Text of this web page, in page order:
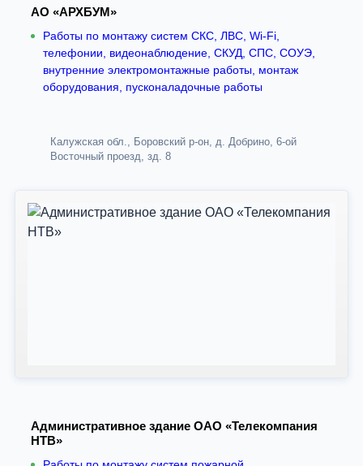
АО «АРХБУМ»
Работы по монтажу систем СКС, ЛВС, Wi-Fi,
телефонии, видеонаблюдение, СКУД, СПС, СОУЭ,
внутренние электромонтажные работы, монтаж
оборудования, пусконаладочные работы
Калужская обл., Боровский р-он, д. Добрино, 6-ой
Восточный проезд, зд. 8
Административное здание ОАО «Телекомпания
НТВ»